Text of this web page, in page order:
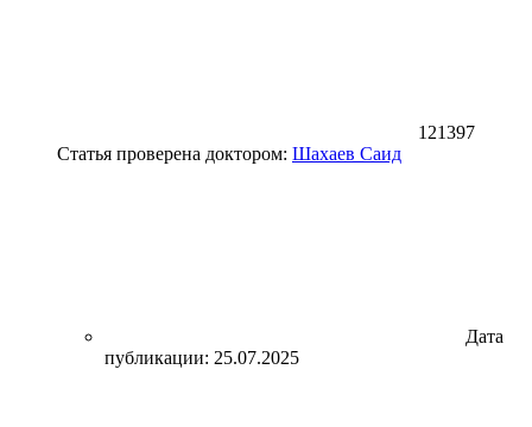
121397
Статья проверена доктором: Шахаев Саид
Дата
публикации: 25.07.2025